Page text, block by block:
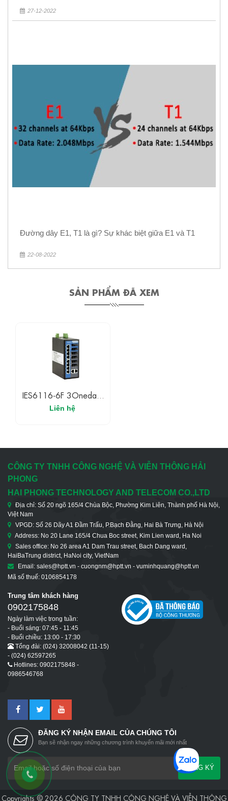
27-12-2022
Đường dây E1, T1 là gì? Sự khác biệt giữa E1 và T1
22-08-2022
SẢN PHẨM ĐÃ XEM
IES6116-6F 3Onedata
Switch Ethernet Công
Nghiệp Có Quản Lý 10
100M
Liên hệ
CÔNG TY TNHH CÔNG NGHỆ VÀ VIỄN THÔNG HẢI
PHONG
HAI PHONG TECHNOLOGY AND TELECOM CO.,LTD
Địa chỉ: Số 20 ngõ 165/4 Chùa Bộc, Phường Kim Liên, Thành phố Hà Nội,
Việt Nam
VPGD: Số 26 Dãy A1 Đầm Trấu, P.Bạch Đằng, Hai Bà Trưng, Hà Nội
Address: No 20 Lane 165/4 Chua Boc street, Kim Lien ward, Ha Noi
Sales office: No 26 area A1 Dam Trau street, Bach Dang ward,
HaiBaTrung district, HaNoi city, VietNam
Email: sales@hptt.vn - cuongnm@hptt.vn - vuminhquang@hptt.vn
Mã số thuế: 0106854178
Trung tâm khách hàng
0902175848
Ngày làm việc trong tuần:
- Buổi sáng: 07:45 - 11:45
- Buổi chiều: 13:00 - 17:30
Tổng đài: (024) 32008042 (11-15)
- (024) 62597265
Hotlines: 0902175848 -
0986546768
ĐĂNG KÝ NHẬN EMAIL CỦA CHÚNG TÔI
Bạn sẽ nhận ngay những chương trình khuyến mãi mới nhất
ĐĂNG KÝ
Copyrights © 2026 CÔNG TY TNHH CÔNG NGHỆ VÀ VIỄN THÔNG